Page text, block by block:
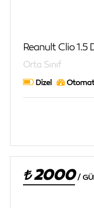
Reanult Clio 1.5
Orta Sınıf
Dizel
2000 /